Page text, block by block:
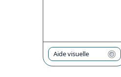
Aide visuelle